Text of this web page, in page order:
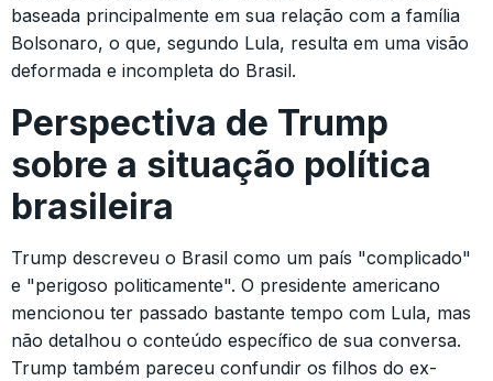
baseada principalmente em sua relação com a família
Bolsonaro, o que, segundo Lula, resulta em uma visão
deformada e incompleta do Brasil.
Perspectiva de Trump
sobre a situação política
brasileira
Trump descreveu o Brasil como um país "complicado"
e "perigoso politicamente". O presidente americano
mencionou ter passado bastante tempo com Lula, mas
não detalhou o conteúdo específico de sua conversa.
Trump também pareceu confundir os filhos do ex-